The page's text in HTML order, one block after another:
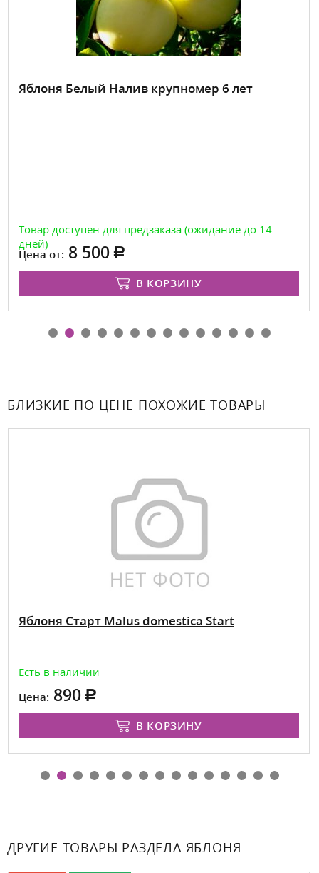
Яблоня Белый Налив крупномер 6 лет
Товар доступен для предзаказа (ожидание до 14
дней)
Цена от: 8 500
В КОРЗИНУ
БЛИЗКИЕ ПО ЦЕНЕ ПОХОЖИЕ ТОВАРЫ
Яблоня Старт Malus domestica Start
Есть в наличии
Цена: 890
В КОРЗИНУ
ДРУГИЕ ТОВАРЫ РАЗДЕЛА ЯБЛОНЯ